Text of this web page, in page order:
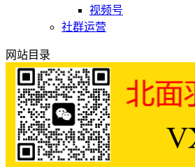
视频号
社群运营
网站目录